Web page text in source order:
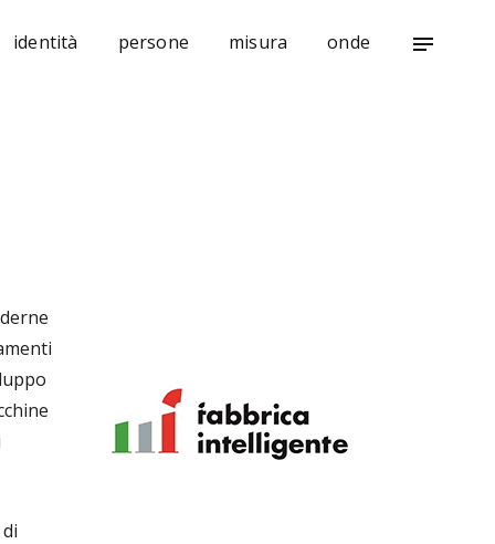
identità persone misura onde notes